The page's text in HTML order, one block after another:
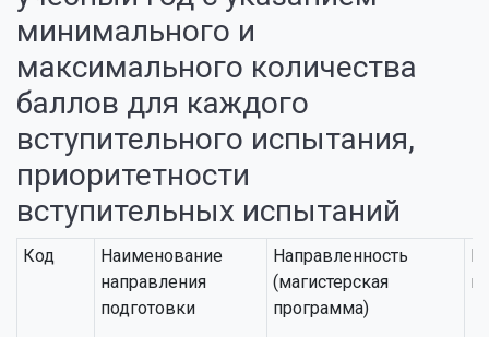
минимального и
максимального количества
баллов для каждого
вступительного испытания,
приоритетности
вступительных испытаний
Код
Наименование
направления
подготовки
Направленность
(магистерская
программа)